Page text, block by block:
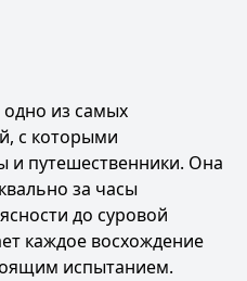
одно из самых
с которыми
и путешественники. Она
за часы
до суровой
каждое восхождение
испытанием.